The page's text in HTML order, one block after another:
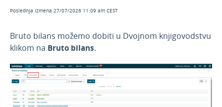
Knjiženje u dvojnom knjigovodstvu
Primeri u dvojnom knjigovodstvu
Štampanje i pregledi u dvojnom
knjigovodstvu
Najčešća pitanja
Prosto knjigovodstvo
Poslednja izmena 27/07/2026 11:09 am CEST
Bruto bilans možemo dobiti u Dvojnom knjigovodstvu
klikom na Bruto bilans.